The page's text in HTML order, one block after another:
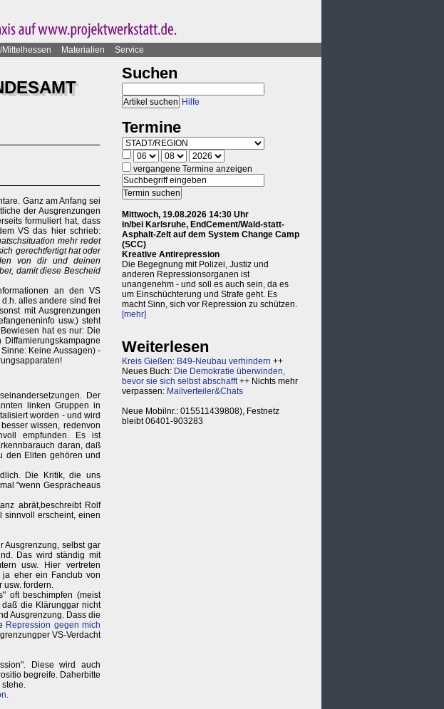
Mittelhessen Materialien
Service
Ganz am Anfang sei
der Ausgrenzungen
formuliert hat, dass
VS das hier schrieb:
mehr redet
gerechtfertigt hat oder
von dir und deinen
damit diese Bescheid
an den VS
alles andere sind frei
mit Ausgrenzungen
usw.) steht
hat es nur: Die
Keine Aussagen) -
Der
linken Gruppen in
worden - und wird
wissen, redenvon
empfunden. Es ist
daran, daß
den Eliten gehören und
Die Kritik, die uns
"wenn Gesprächeaus
abrät,beschreibt Rolf
sinnvoll erscheint, einen
Ausgrenzung, selbst gar
Das wird ständig mit
usw. Hier vertreten
eher ein Fanclub von
usw. fordern.
oft beschimpfen (meist
die Klärunggar nicht
Ausgrenzung. Dass die
Repression gegen mich
VS-Verdacht
Diese wird auch
begreife. Daherbitte
stehe.
.
Suchen
Hilfe
Termine
vergangene Termine anzeigen
Mittwoch, 19.08.2026 14:30 Uhr
in/bei Karlsruhe, EndCement/Wald-statt-
Asphalt-Zelt auf dem System Change Camp
(SCC)
Kreative Antirepression
Die Begegnung mit Polizei, Justiz und
anderen Repressionsorganen ist
unangenehm - und soll es auch sein, da es
um Einschüchterung und Strafe geht. Es
macht Sinn, sich vor Repression zu schützen.
[mehr]
Weiterlesen
Kreis Gießen: B49-Neubau verhindern ++
Neues Buch: Die Demokratie überwinden,
bevor sie sich selbst abschafft++ Nichts mehr
verpassen: Mailverteiler&Chats
Neue Mobilnr.: 015511439808), Festnetz
bleibt 06401-903283